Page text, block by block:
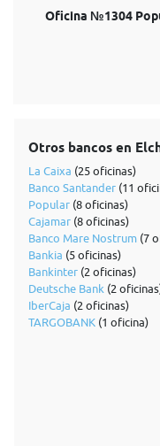
Oficina №1304
Otros bancos en
La Caixa (25 oficinas)
Banco Santander (11
Popular (8 oficinas)
Cajamar (8 oficinas)
Banco Mare Nostrum (7
Bankia (5 oficinas)
Bankinter (2 oficinas)
Deutsche Bank (2
IberCaja (2 oficinas)
TARGOBANK (1 oficina)